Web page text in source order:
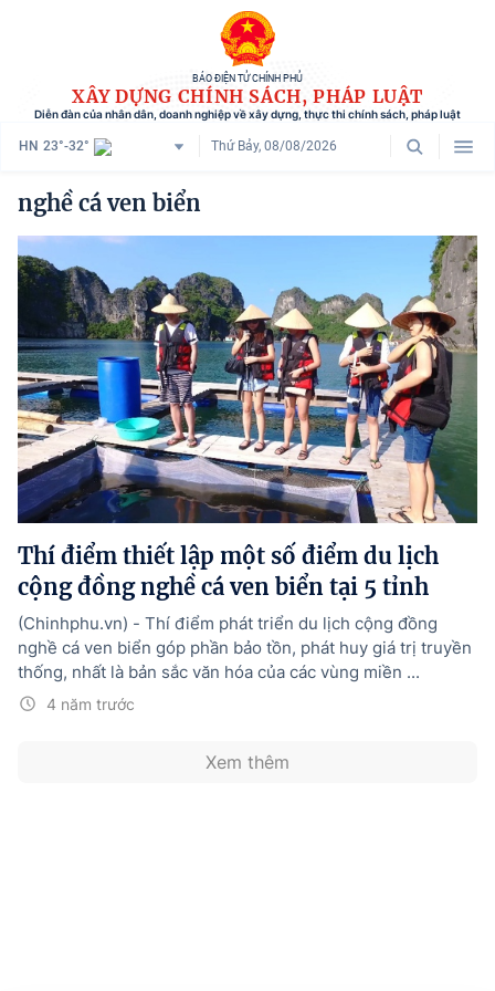
BÁO ĐIỆN TỬ CHÍNH PHỦ
XÂY DỰNG CHÍNH SÁCH, PHÁP LUẬT
Diễn đàn của nhân dân, doanh nghiệp về xây dựng, thực thi chính sách, pháp luật
HN 23°-32° Thứ Bảy, 08/08/2026
Danh mục
Trang chủ
Chính sách mới
Tham vấn chính sách
Người dân góp ý
Doanh nghiệp hiến kế
Chính sách và cuộc sống
Hướng dẫn thực hiện chính sách
Phát triển kinh tế tư nhân và doanh nghiệp dân tộc
Ocop và chuỗi giá trị Nông sản
Kinh tế tư nhân
nghề cá ven biển
Thí điểm thiết lập một số điểm du lịch
cộng đồng nghề cá ven biển tại 5 tỉnh
4 năm trước
(Chinhphu.vn) - Thí điểm phát triển du lịch cộng đồng
nghề cá ven biển góp phần bảo tồn, phát huy giá trị truyền
thống, nhất là bản sắc văn hóa của các vùng miền ...
Xem thêm